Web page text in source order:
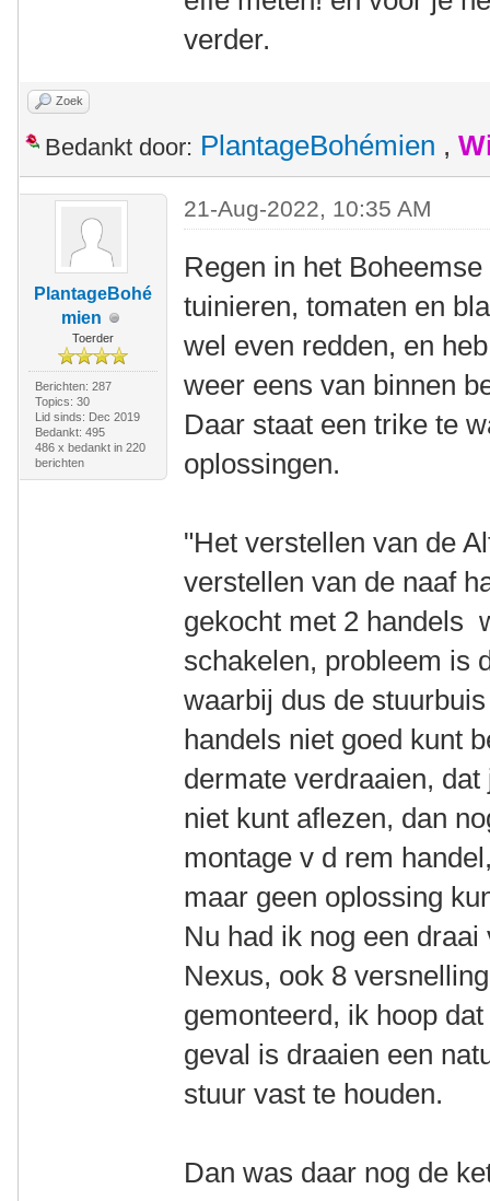
verder.
Zoek
Bedankt door: PlantageBohémien ,
PlantageBohé
mien
Toerder
Berichten: 287
Topics: 30
Lid sinds: Dec 2019
Bedankt: 495
486 x bedankt in 220
berichten
21-Aug-2022, 10:35 AM
Regen in het
tuinieren, tomaten en
wel even redden, en
weer eens van binnen
Daar staat een trike te
oplossingen.
"Het verstellen van de
verstellen van de naaf
gekocht met 2 handels
schakelen, probleem is
waarbij dus de
handels niet goed kunt
dermate verdraaien,
niet kunt aflezen, dan
montage v d rem
maar geen oplossing
Nu had ik nog een
Nexus, ook 8
gemonteerd, ik hoop
geval is draaien een
stuur vast te houden.
Dan was daar nog de